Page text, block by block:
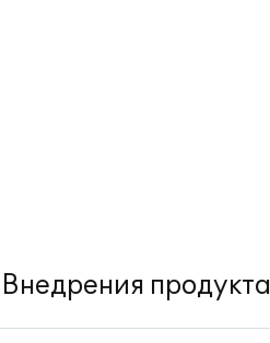
Внедрения продукта